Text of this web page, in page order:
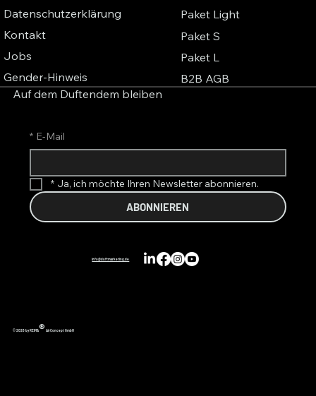
Datenschutzerklärung
Kontakt
Jobs
Gender-Hinweis
Paket Light
Paket S
Paket L
B2B AGB
Auf dem Duftendem bleiben
* E-Mail
* Ja, ich möchte Ihren Newsletter abonnieren.
ABONNIEREN
info@duftmarketing.de
© 2026 by REIMA® AirConcept GmbH